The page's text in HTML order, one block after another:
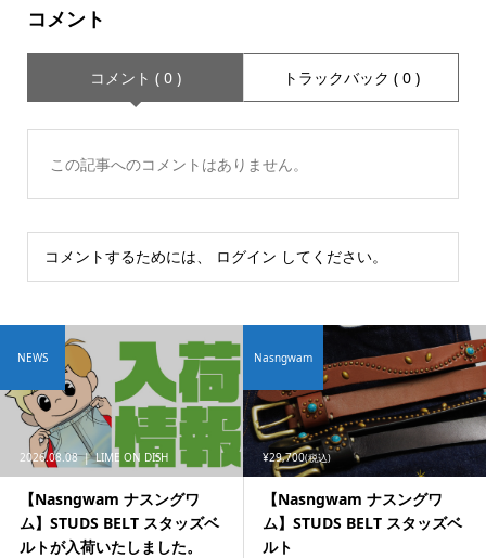
コメント
コメント ( 0 ) トラックバック ( 0 )
この記事へのコメントはありません。
コメントするためには、 ログイン してください。
2026.08.08 LIME ON DISH
【Nasngwam ナスングワ
ム】STUDS BELT スタッズベ
ルトが入荷いたしました。
NEWS
¥29,700(税込)
【Nasngwam ナスングワ
ム】STUDS BELT スタッズベ
ルト
Nasngwam